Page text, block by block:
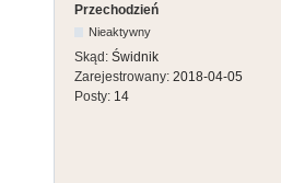
Przechodzień
Nieaktywny
Skąd: Świdnik
Zarejestrowany: 2018-04-05
Posty: 14